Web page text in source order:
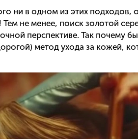
ни в одном из этих подходов,
не менее, поиск золотой
перспективе. Так почему
метод ухода за кожей,